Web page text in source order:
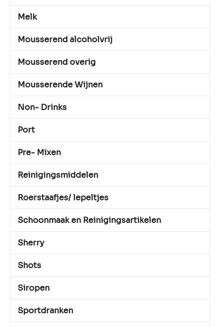
Melk
Mousserend alcoholvrij
Mousserend overig
Mousserende Wijnen
Non- Drinks
Port
Pre- Mixen
Reinigingsmiddelen
Roerstaafjes/ lepeltjes
Schoonmaak en Reinigingsartikelen
Sherry
Shots
Siropen
Sportdranken